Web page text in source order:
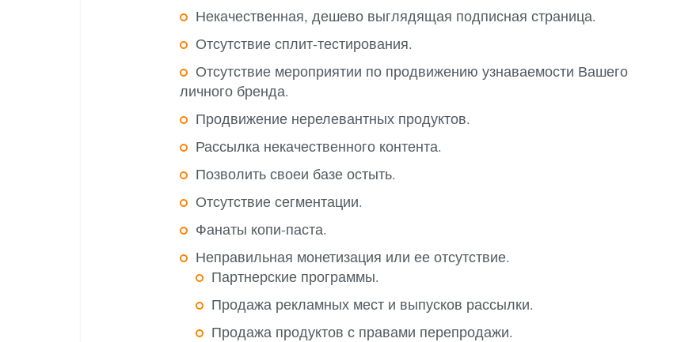
Некачественная, дешево выглядящая подписная страница.
Отсутствие сплит-тестирования.
Отсутствие мероприятии по продвижению узнаваемости Вашего
личного бренда.
Продвижение нерелевантных продуктов.
Рассылка некачественного контента.
Позволить своеи базе остыть.
Отсутствие сегментации.
Фанаты копи-паста.
Неправильная монетизация или ее отсутствие.
Партнерские программы.
Продажа рекламных мест и выпусков рассылки.
Продажа продуктов с правами перепродажи.